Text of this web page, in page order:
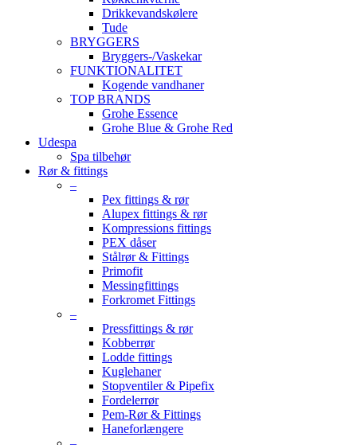
Drikkevandskølere
Tude
BRYGGERS
Bryggers-/Vaskekar
FUNKTIONALITET
Kogende vandhaner
TOP BRANDS
Grohe Essence
Grohe Blue & Grohe Red
Udespa
Spa tilbehør
Rør & fittings
–
Pex fittings & rør
Alupex fittings & rør
Kompressions fittings
PEX dåser
Stålrør & Fittings
Primofit
Messingfittings
Forkromet Fittings
–
Pressfittings & rør
Kobberrør
Lodde fittings
Kuglehaner
Stopventiler & Pipefix
Fordelerrør
Pem-Rør & Fittings
Haneforlængere